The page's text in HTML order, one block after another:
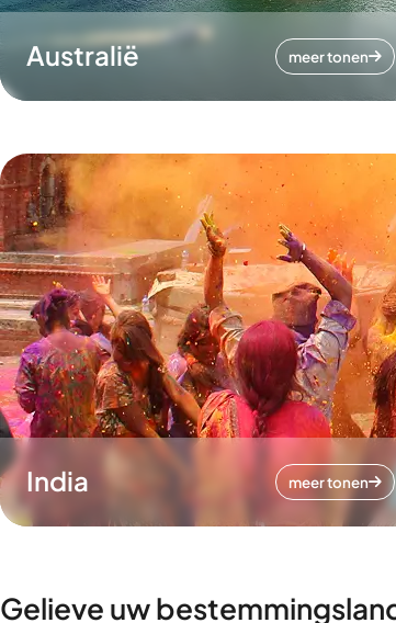
Australië meer tonen
India meer tonen
Gelieve uw